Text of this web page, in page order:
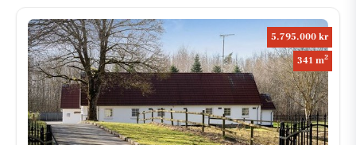
5.795.000 kr
341 m2